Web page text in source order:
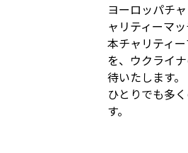
ヨーロッパチ
ャリティーマ
本チャリティ
を、ウクライ
待いたします。
ひとりでも多
す。